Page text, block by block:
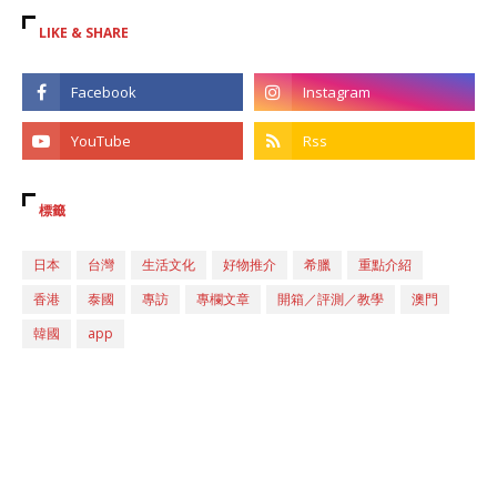
LIKE & SHARE
標籤
日本 台灣 生活文化 好物推介 希臘
重點介紹
香港
泰國 專訪 專欄文章 開箱／評測／教學
澳門
韓國
app